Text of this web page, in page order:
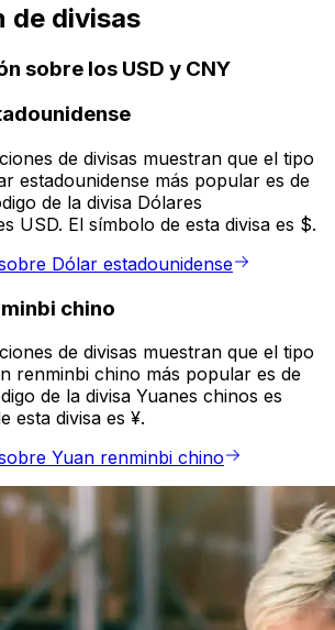
de divisas
sobre los USD y CNY
de divisas muestran que el tipo
estadounidense más popular es de
de la divisa Dólares
USD. El símbolo de esta divisa es $.
Dólar estadounidense
chino
de divisas muestran que el tipo
renminbi chino más popular es de
de la divisa Yuanes chinos es
esta divisa es ¥.
Yuan renminbi chino